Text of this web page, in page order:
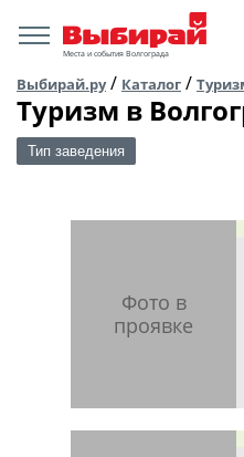
Места и события Волгограда
Выбирай.ру/ Каталог /
Туризм в
Тип заведения